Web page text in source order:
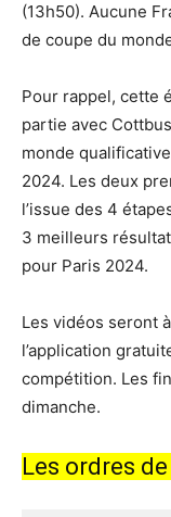
(13h50). Aucune
de coupe du
Pour rappel, cette
partie avec
monde
2024. Les deux
l’issue des 4
3 meilleurs
pour Paris 2024.
Les vidéos seront
l’application
compétition. Les
dimanche.
Les ordres